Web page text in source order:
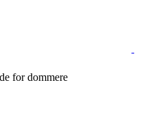
for dommere